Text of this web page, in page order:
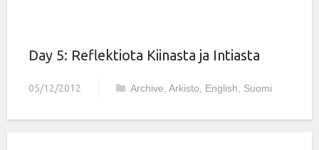
Day 5: Reflektiota Kiinasta ja Intiasta
05/12/2012 Archive Arkisto English Suomi